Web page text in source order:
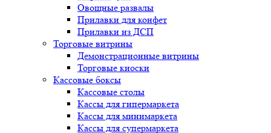
Овощные развалы
Прилавки для конфет
Прилавки из ДСП
Торговые витрины
Демонстрационные витрины
Торговые киоски
Кассовые боксы
Кассовые столы
Кассы для гипермаркета
Кассы для минимаркета
Кассы для супермаркета